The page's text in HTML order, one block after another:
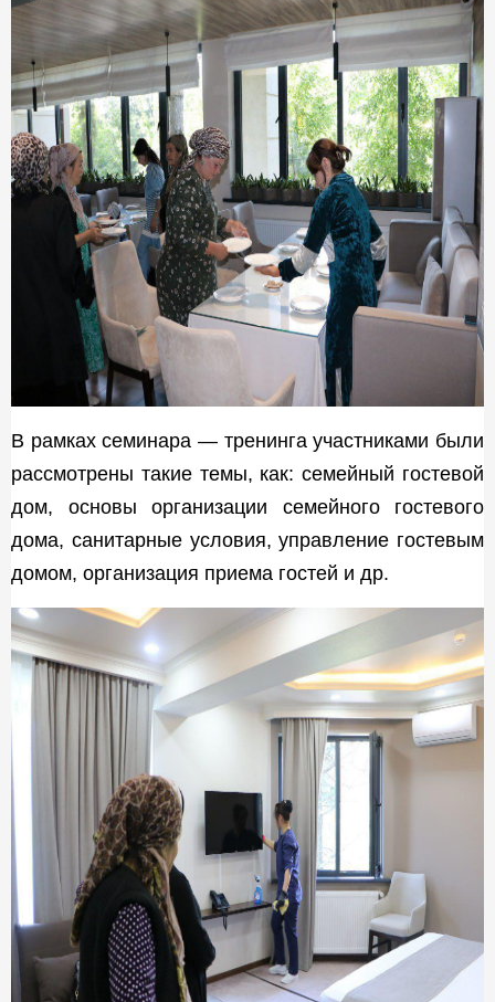
В рамках семинара — тренинга участниками были
рассмотрены такие темы, как: семейный гостевой
дом, основы организации семейного гостевого
дома, санитарные условия, управление гостевым
домом, организация приема гостей и др.